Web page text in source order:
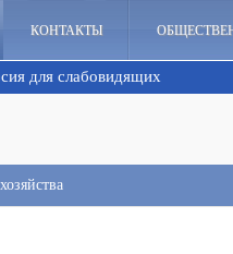
КОНТАКТЫ
для слабовидящих